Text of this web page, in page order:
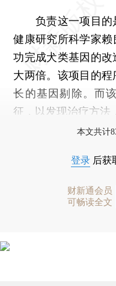
负责这一项目的
健康研究所科学家
功完成犬类基因的
大两倍。该项目的
长的基因剔除。而
征，以发现治疗方法
本文共计
登录 后获
财新通会员
可畅读全文